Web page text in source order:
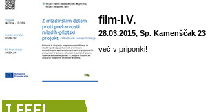
film-I.V.
28.03.2015, Sp. Kamenščak 23
več v priponki!